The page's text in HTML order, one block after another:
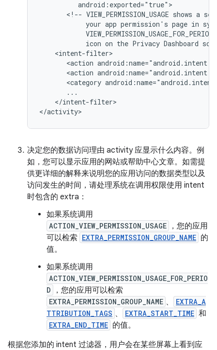
<!-- VIEW_PERMISSION_USAGE shows a
your app permission's page in
VIEW_PERMISSION_USAGE_FOR_PERIOD
icon on the Privacy Dashboard
<action
<action
<category
</intent-filter>
</activity>
决定您的数据访问理由 activity 应显示什么内容。例
如，您可以显示应用的网站或帮助中心文章。如需提
供更详细的解释来说明您的应用访问的数据类型以及
访问发生的时间，请处理系统在调用权限使用 intent
时包含的 extra：
如果系统调用
ACTION_VIEW_PERMISSION_USAGE
，您的应用
可以检索 EXTRA_PERMISSION_GROUP_NAME 的
值。
如果系统调用
ACTION_VIEW_PERMISSION_USAGE_FOR_PERIO
D
，您的应用可以检索
EXTRA_PERMISSION_GROUP_NAME 、
EXTRA_A
TTRIBUTION_TAGS 、 EXTRA_START_TIME 和
EXTRA_END_TIME 的值。
根据您添加的 intent 过滤器，用户会在某些屏幕上看到应